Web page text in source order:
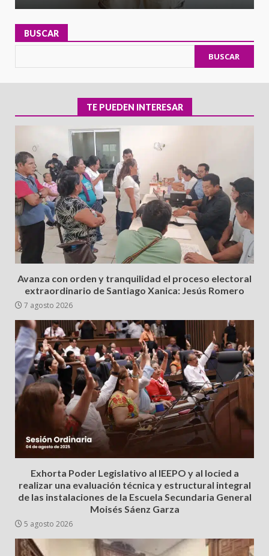
BUSCAR
BUSCAR
TE PUEDEN INTERESAR
Avanza con orden y tranquilidad el proceso electoral
extraordinario de Santiago Xanica: Jesús Romero
7 agosto 2026
Exhorta Poder Legislativo al IEEPO y al Iocied a
realizar una evaluación técnica y estructural integral
de las instalaciones de la Escuela Secundaria General
Moisés Sáenz Garza
5 agosto 2026